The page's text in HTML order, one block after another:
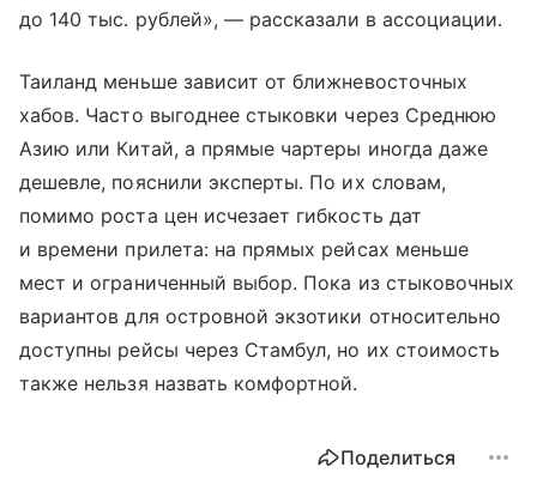
до 140 тыс. рублей», — рассказали в ассоциации.
Таиланд меньше зависит от ближневосточных
хабов. Часто выгоднее стыковки через Среднюю
Азию или Китай, а прямые чартеры иногда даже
дешевле, пояснили эксперты. По их словам,
помимо роста цен исчезает гибкость дат
и времени прилета: на прямых рейсах меньше
мест и ограниченный выбор. Пока из стыковочных
вариантов для островной экзотики относительно
доступны рейсы через Стамбул, но их стоимость
также нельзя назвать комфортной.
Поделиться